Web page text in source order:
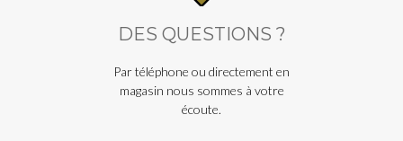
DES QUESTIONS ?
Par téléphone ou directement en
magasin nous sommes à votre
écoute.